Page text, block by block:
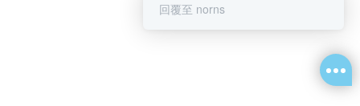
回覆至 norns